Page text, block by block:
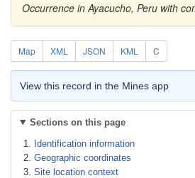
Occurrence in Ayacucho, Peru with
Map XML JSON KML C
View this record in the Mines app
Sections on this page
Identification information
Geographic coordinates
Site location context